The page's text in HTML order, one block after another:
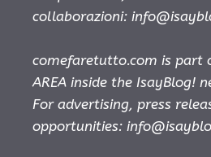
collaborazioni:
comefaretutto.com is part
AREA inside the IsayBlog!
For advertising, press
opportunities: